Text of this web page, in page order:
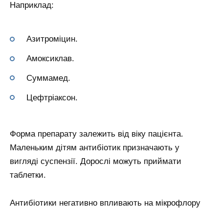
Наприклад:
Азитроміцин.
Амоксиклав.
Суммамед.
Цефтріаксон.
Форма препарату залежить від віку пацієнта.
Маленьким дітям антибіотик призначають у
вигляді суспензії. Дорослі можуть приймати
таблетки.
Антибіотики негативно впливають на мікрофлору